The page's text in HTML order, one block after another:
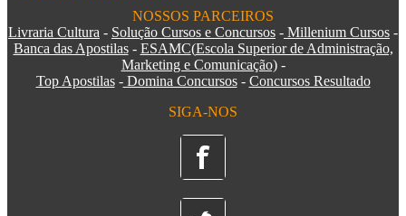
NOSSOS PARCEIROS
Livraria Cultura - Solução Cursos e Concursos - Millenium Cursos -
Banca das Apostilas- ESAMC(Escola Superior de Administração,
Marketing e Comunicação)-
Top Apostilas-Domina Concursos- Concursos Resultado
SIGA-NOS